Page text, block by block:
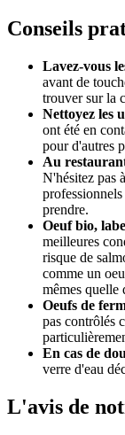
Conseils
Lavez-vous
avant de
trouver sur la
Nettoyez les
ont été en
pour d'autres
Au
N'hésitez pas
prendre.
Oeuf bio,
meilleures
risque de
comme un
mêmes quelle
Oeufs de
pas contrôlés
En cas de
verre d'eau
L'avis de